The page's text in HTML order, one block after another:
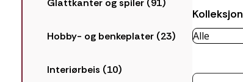
Glattkanter og spiler (91)
Hobby- og benkeplater (23)
Interiørbeis (10)
Kolleksjon